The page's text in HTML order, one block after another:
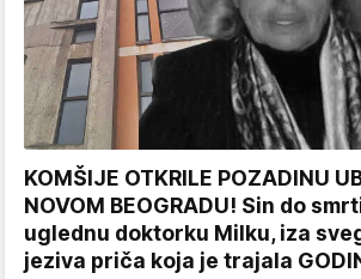
KOMŠIJE OTKRILE POZADINU
NOVOM BEOGRADU! Sin do
uglednu doktorku Milku, iza
jeziva priča koja je trajala